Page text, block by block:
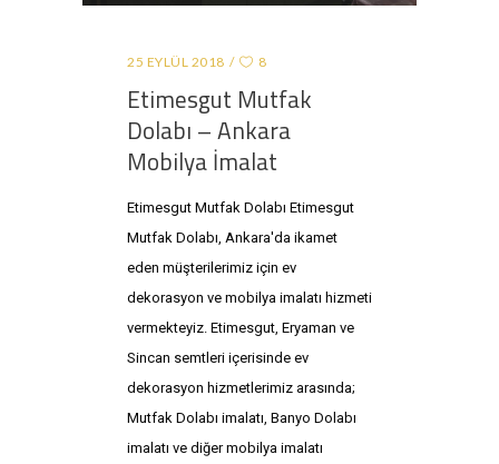
25 EYLÜL 2018 8
Etimesgut Mutfak
Dolabı – Ankara
Mobilya İmalat
Etimesgut Mutfak Dolabı Etimesgut
Mutfak Dolabı, Ankara'da ikamet
eden müşterilerimiz için ev
dekorasyon ve mobilya imalatı hizmeti
vermekteyiz. Etimesgut, Eryaman ve
Sincan semtleri içerisinde ev
dekorasyon hizmetlerimiz arasında;
Mutfak Dolabı imalatı, Banyo Dolabı
imalatı ve diğer mobilya imalatı